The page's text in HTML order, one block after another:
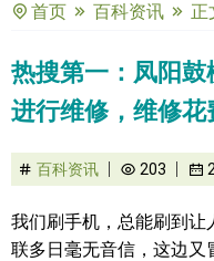
首页 百科资讯 正
热搜第一：凤阳
进行维修，维修
百科资讯 203
我们刷手机，总能刷到让
联多日毫无音信，这边